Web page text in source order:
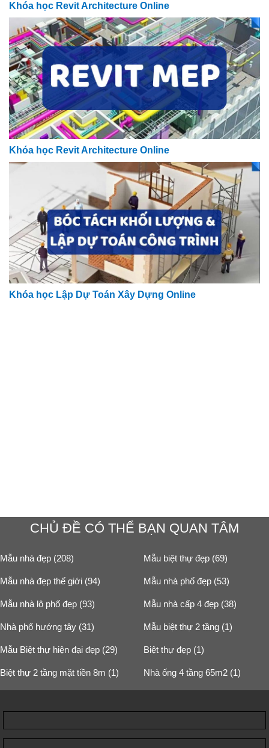
Khóa học Revit Architecture Online
Khóa học Revit Architecture Online
Khóa học Lập Dự Toán Xây Dựng Online
CHỦ ĐỀ CÓ THỂ BẠN QUAN TÂM
Mẫu nhà đẹp (208)
Mẫu nhà đẹp thế giới (94)
Mẫu nhà lô phố đẹp (93)
Mẫu biệt thự đẹp (69)
Mẫu nhà phố đẹp (53)
Mẫu nhà cấp 4 đẹp (38)
Nhà phố hướng tây (31)
Mẫu Biệt thự hiện đại đẹp (29)
Biệt thự 2 tầng mặt tiền 8m (1)
Mẫu biệt thự 2 tầng (1)
Biệt thự đẹp (1)
Nhà ống 4 tầng 65m2 (1)